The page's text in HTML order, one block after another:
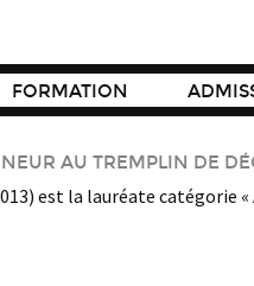
FORMATION
AU TREMPLIN DE
est la lauréate catégorie